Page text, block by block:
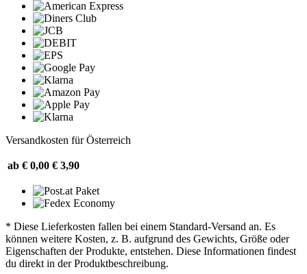
Versandkosten für Österreich
ab € 0,00 € 3,90
* Diese Lieferkosten fallen bei einem Standard-Versand an. Es
können weitere Kosten, z. B. aufgrund des Gewichts, Größe oder
Eigenschaften der Produkte, entstehen. Diese Informationen findest
du direkt in der Produktbeschreibung.